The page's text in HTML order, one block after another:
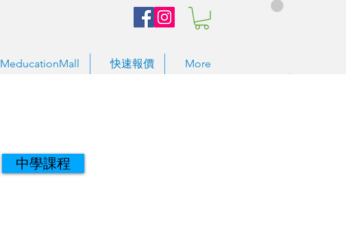
MeducationMall 快速報價 More
中學課程